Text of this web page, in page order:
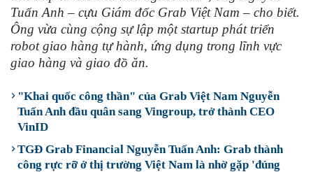
Tuấn Anh – cựu Giám đốc Grab Việt Nam – cho biết.
Ông vừa cùng cộng sự lập một startup phát triển
robot giao hàng tự hành, ứng dụng trong lĩnh vực
giao hàng và giao đồ ăn.
"Khai quốc công thần" của Grab Việt Nam Nguyễn
Tuấn Anh đầu quân sang Vingroup, trở thành CEO
VinID
TGĐ Grab Financial Nguyễn Tuấn Anh: Grab thành
công rực rỡ ở thị trường Việt Nam là nhờ gặp 'đúng